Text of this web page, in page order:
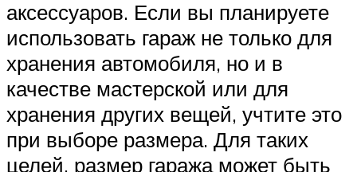
аксессуаров. Если вы планируете
использовать гараж не только для
хранения автомобиля, но и в
качестве мастерской или для
хранения других вещей, учтите это
при выборе размера. Для таких
целей, размер гаража может быть